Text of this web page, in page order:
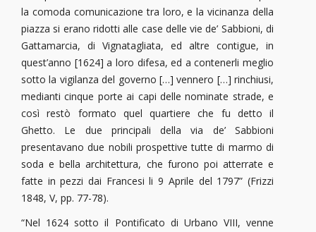
la comoda comunicazione tra loro, e la vicinanza della
piazza si erano ridotti alle case delle vie de’ Sabbioni, di
Gattamarcia, di Vignatagliata, ed altre contigue, in
quest’anno [1624] a loro difesa, ed a contenerli meglio
sotto la vigilanza del governo […] vennero […] rinchiusi,
medianti cinque porte ai capi delle nominate strade, e
così restò formato quel quartiere che fu detto il
Ghetto. Le due principali della via de’ Sabbioni
presentavano due nobili prospettive tutte di marmo di
soda e bella architettura, che furono poi atterrate e
fatte in pezzi dai Francesi li 9 Aprile del 1797” (Frizzi
1848, V, pp. 77-78).
“Nel 1624 sotto il Pontificato di Urbano VIII, venne